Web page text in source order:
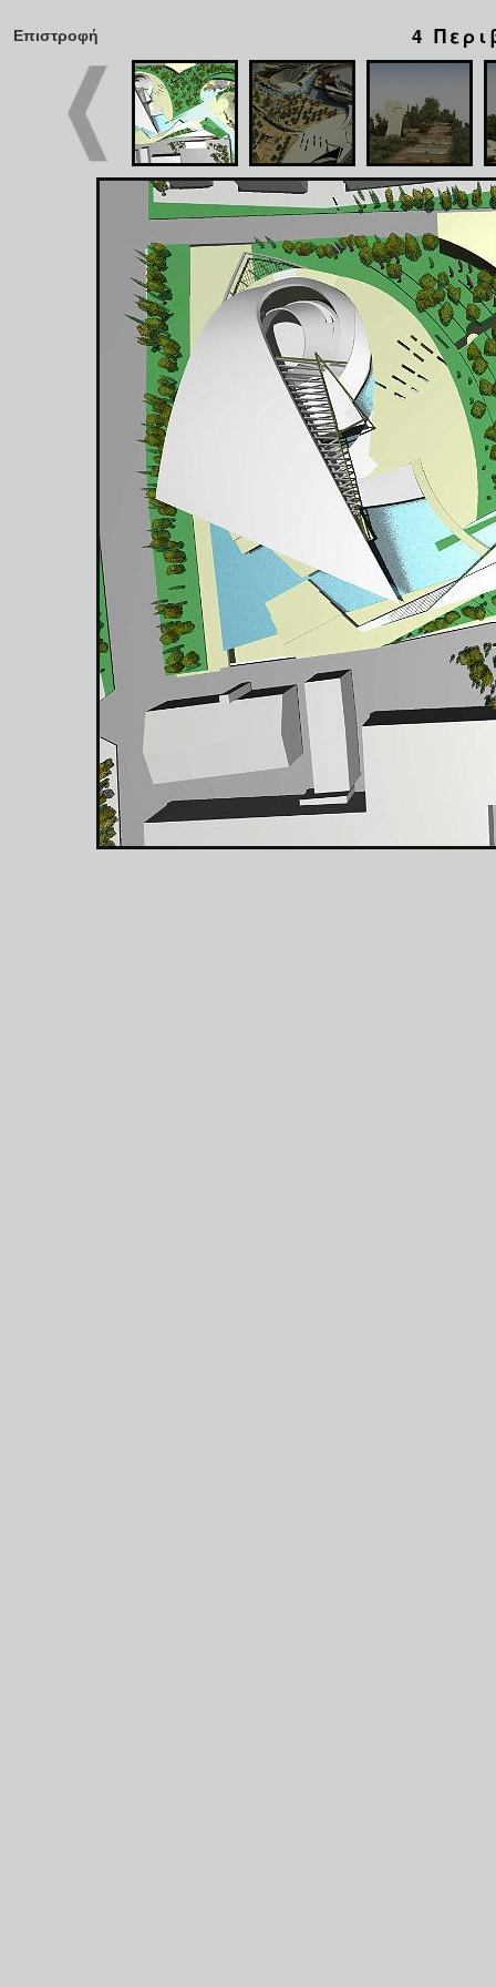
Επιστροφή 4